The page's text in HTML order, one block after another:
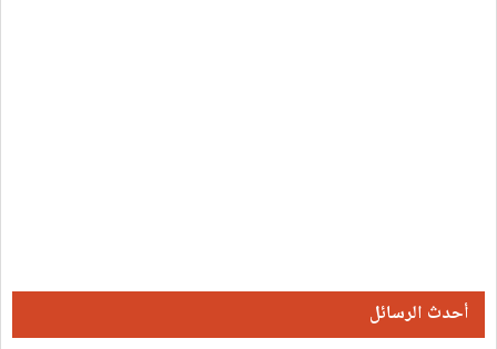
أحدث الرسائل